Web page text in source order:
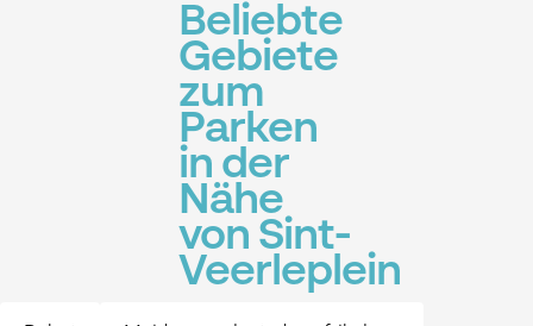
Beliebte
Gebiete
zum
Parken
in der
Nähe
von Sint-
Veerleplein